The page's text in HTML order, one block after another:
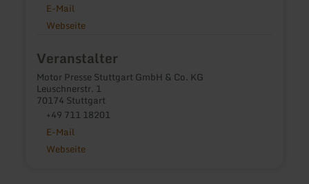
E-Mail
Webseite
Veranstalter
Motor Presse Stuttgart GmbH & Co. KG
Leuschnerstr. 1
70174 Stuttgart
+49 711 18201
E-Mail
Webseite